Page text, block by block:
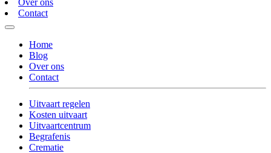
Contact
Home
Blog
Over ons
Contact
Uitvaart regelen
Kosten uitvaart
Uitvaartcentrum
Begrafenis
Crematie